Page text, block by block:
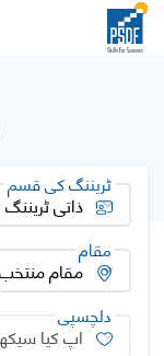
ٹریننگ کی قسم
مقام
دلچسپی